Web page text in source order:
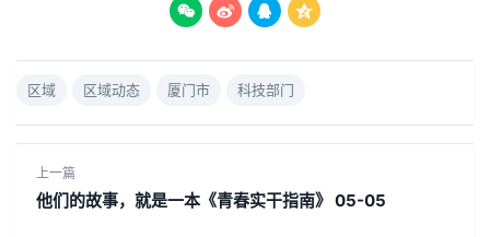
   
区域 区域动态 厦门市 科技部门
上一篇
他们的故事，就是一本《青春实干指南》 05-05